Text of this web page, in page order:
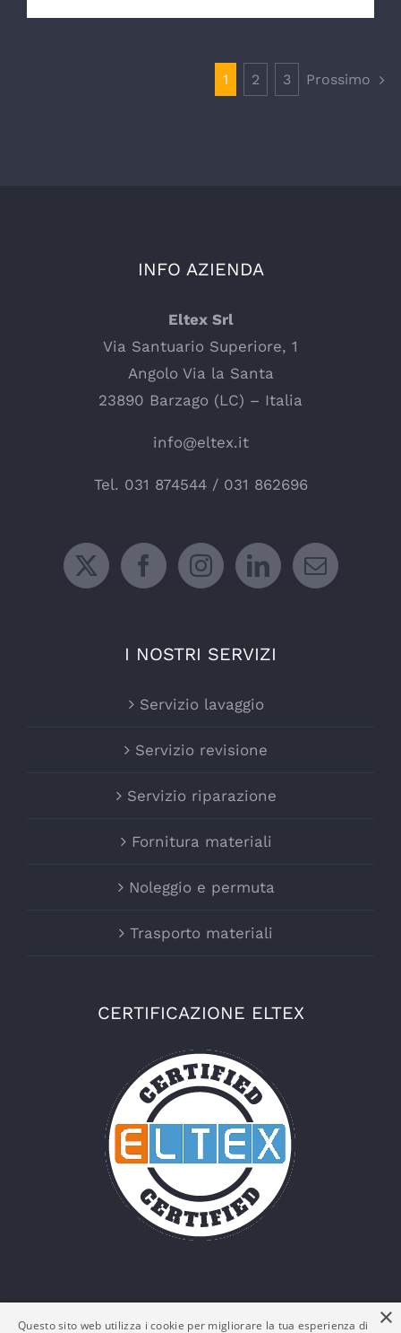
1 2 3 Prossimo
INFO AZIENDA
Eltex Srl
Via Santuario Superiore, 1
Angolo Via la Santa
23890 Barzago (LC) – Italia
info@eltex.it
Tel. 031 874544/ 031 862696
I NOSTRI SERVIZI
Servizio lavaggio
Servizio revisione
Servizio riparazione
Fornitura materiali
Noleggio e permuta
Trasporto materiali
CERTIFICAZIONE ELTEX
×
Questo sito web utilizza i cookie per migliorare la tua esperienza di